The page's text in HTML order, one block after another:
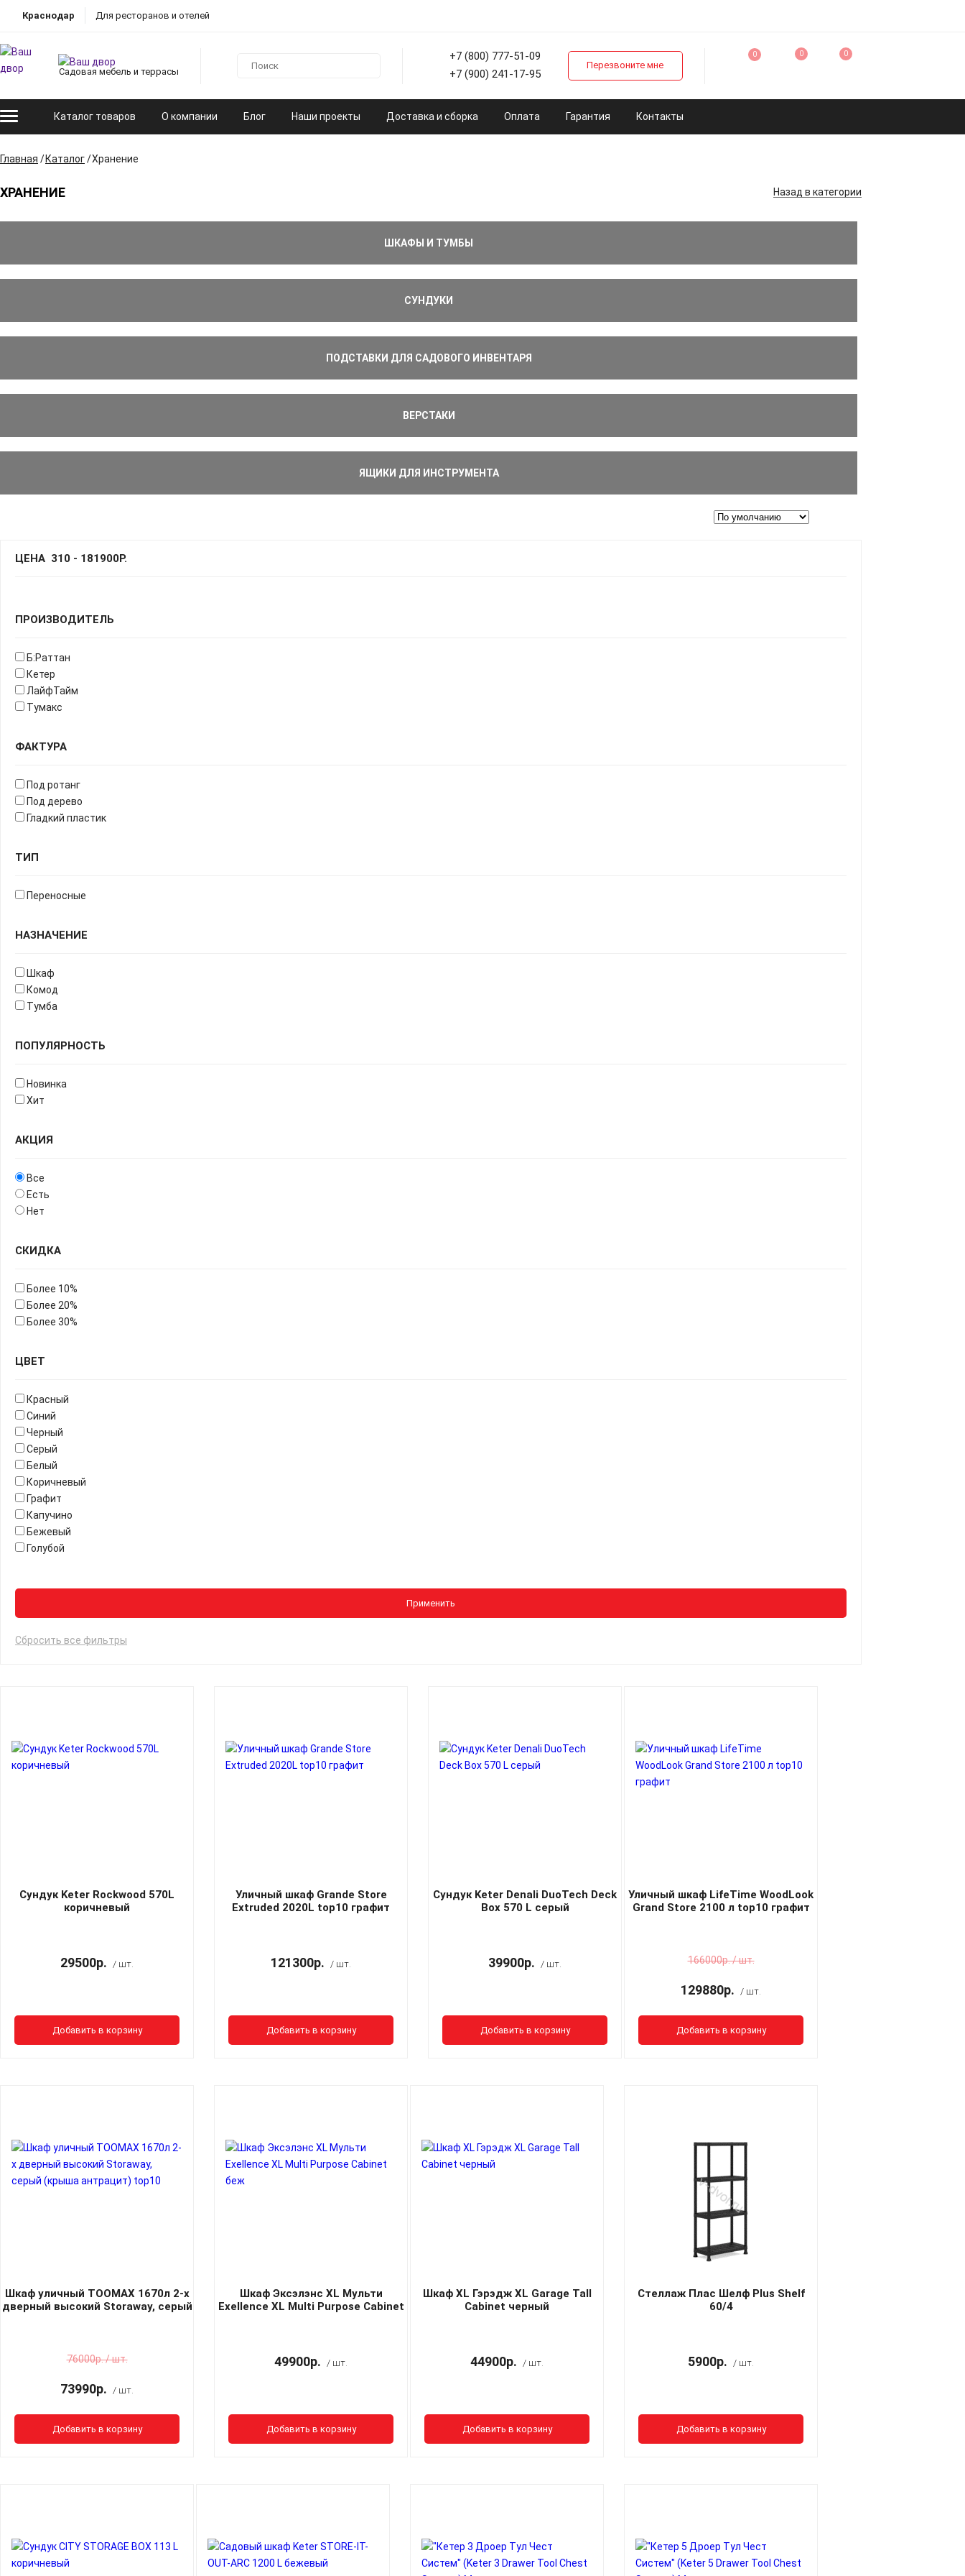
Краснодар Для ресторанов и отелей
Садовая мебель и террасы
+7 (800) 777-51-09
+7 (900) 241-17-95
Перезвоните мне
0 0 0
Каталог товаров О компании Блог Наши проекты Доставка и сборка Оплата Гарантия Контакты
Главная Каталог Хранение
ХРАНЕНИЕ Назад в категории
ШКАФЫ И ТУМБЫ
СУНДУКИ
ПОДСТАВКИ ДЛЯ САДОВОГО ИНВЕНТАРЯ
ВЕРСТАКИ
ЯЩИКИ ДЛЯ ИНСТРУМЕНТА
ЦЕНА 310 - 181900Р.
ПРОИЗВОДИТЕЛЬ
Б:Раттан
Кетер
ЛайфТайм
Тумакс
ФАКТУРА
Под ротанг
Под дерево
Гладкий пластик
ТИП
Переносные
НАЗНАЧЕНИЕ
Шкаф
Комод
Тумба
ПОПУЛЯРНОСТЬ
Новинка
Хит
АКЦИЯ
Все
Есть
Нет
СКИДКА
Более 10%
Более 20%
Более 30%
ЦВЕТ
Красный
Синий
Черный
Серый
Белый
Коричневый
Графит
Капучино
Бежевый
Голубой
Применить
Сбросить все фильтры
Сундук Keter Rockwood 570L
коричневый
29500р. / шт.
Добавить в корзину
Уличный шкаф Grande Store
Extruded 2020L top10 графит
121300р. / шт.
Добавить в корзину
Сундук Keter Denali DuoTech Deck
Box 570 L серый
39900р. / шт.
Добавить в корзину
Уличный шкаф LifeTime WoodLook
Grand Store 2100 л top10 графит
166000р. / шт.
129880р. / шт.
Добавить в корзину
Шкаф уличный TOOMAX 1670л 2-х
дверный высокий Storaway, серый
76000р. / шт.
73990р. / шт.
Добавить в корзину
Шкаф Эксэлэнс XL Мульти
Exellence XL Multi Purpose Cabinet
49900р. / шт.
Добавить в корзину
Шкаф XL Гэрэдж XL Garage Tall
Cabinet черный
44900р. / шт.
Добавить в корзину
Стеллаж Плас Шелф Plus Shelf
60/4
5900р. / шт.
Добавить в корзину